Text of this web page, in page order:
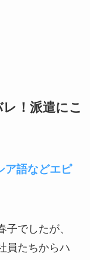
！派遣にこ
ア語などエピ
でしたが、
員たちからハ